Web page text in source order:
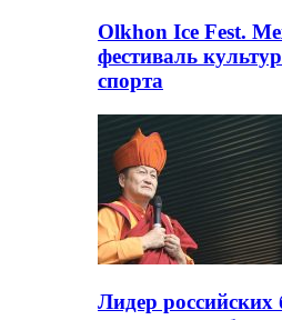
Olkhon Ice Fest.
фестиваль
спорта
Лидер российских